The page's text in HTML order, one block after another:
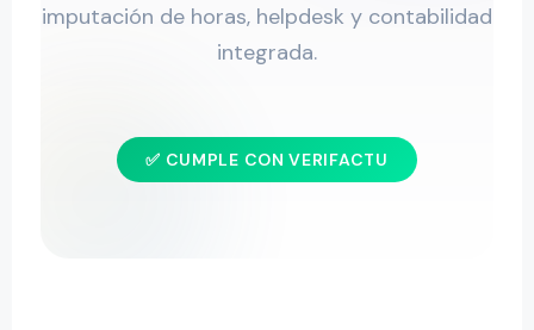
imputación de horas, helpdesk y contabilidad
integrada.
✅ CUMPLE CON VERIFACTU